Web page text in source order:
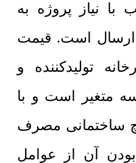
با نیاز پروژه به
است. قیمت
تولیدکننده و
متغیر است و با
ساختمانی مصرف
آن از عوامل